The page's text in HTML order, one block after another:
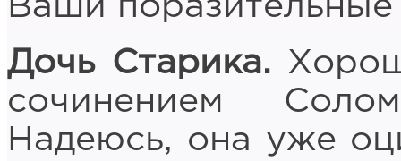
Ваши поразительные
Дочь Старика.
сочинением
Надеюсь, она уже